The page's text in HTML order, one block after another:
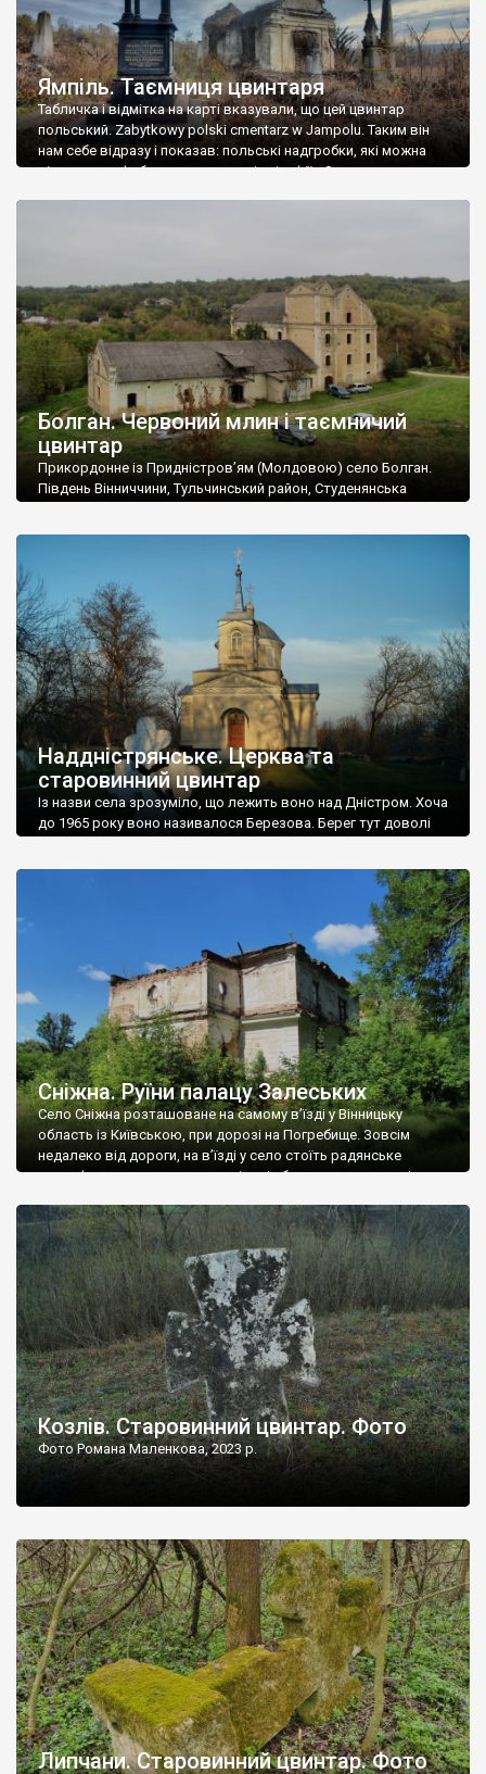
Ямпіль. Таємниця цвинтаря
Табличка і відмітка на карті вказували, що цей цвинтар
польський. Zabytkowy polski cmentarz w Jampolu. Таким він
нам себе відразу і показав: польські надгробки, які можна
віднести до фабричних, польські епітафії… Загалом цвинтар
Болган. Червоний млин і таємничий
цвинтар
Прикордонне із Придністров’ям (Молдовою) село Болган.
Південь Вінниччини, Тульчинський район, Студенянська
старовинний цвинтар із кам’яними хрестами. Всі епітафії, які
збереглися, написані кирилицею, церковнослов’янською
мовою. За всіма традиційними ознаками – цвинтар
український. Хрести датуються 19 століттям. У 1924-1940
роках Болган […]
Наддністрянське. Церква та
старовинний цвинтар
Із назви села зрозуміло, що лежить воно над Дністром. Хоча
до 1965 року воно називалося Березова. Берег тут доволі
Наддністрянське відрізняється від більшості навколишніх
сіл. У селі є мурована Михайлівська церква. Точної дати […]
Сніжна. Руїни палацу Залеських
Село Сніжна розташоване на самому в’їзді у Вінницьку
область із Київською, при дорозі на Погребище. Зовсім
недалеко від дороги, на в’їзді у село стоїть радянське
рельєфне пано, яке показує жінку і яблуню, а трохи далі, десь
не видно, але видно дві стареньких колії у траві – […]
Козлів. Старовинний цвинтар. Фото
Фото Романа Маленкова, 2023 р.
Липчани. Старовинний цвинтар. Фото